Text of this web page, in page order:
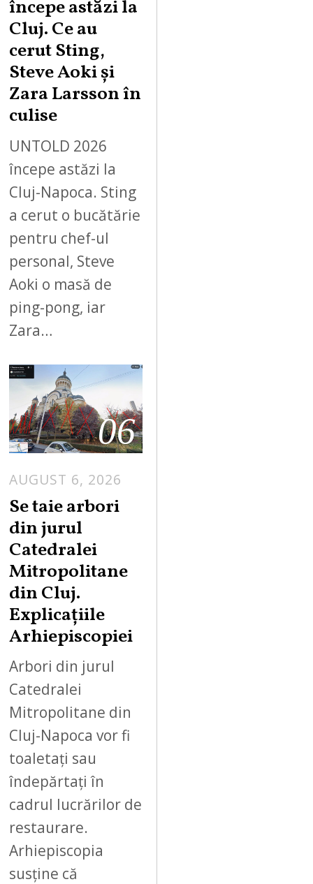
începe astăzi la
Cluj. Ce au
cerut Sting,
Steve Aoki și
Zara Larsson în
culise
UNTOLD 2026
începe astăzi la
Cluj-Napoca. Sting
a cerut o bucătărie
pentru chef-ul
personal, Steve
Aoki o masă de
ping-pong, iar
Zara…
06
AUGUST 6, 2026
Se taie arbori
din jurul
Catedralei
Mitropolitane
din Cluj.
Explicațiile
Arhiepiscopiei
Arbori din jurul
Catedralei
Mitropolitane din
Cluj-Napoca vor fi
toaletați sau
îndepărtați în
cadrul lucrărilor de
restaurare.
Arhiepiscopia
susține că